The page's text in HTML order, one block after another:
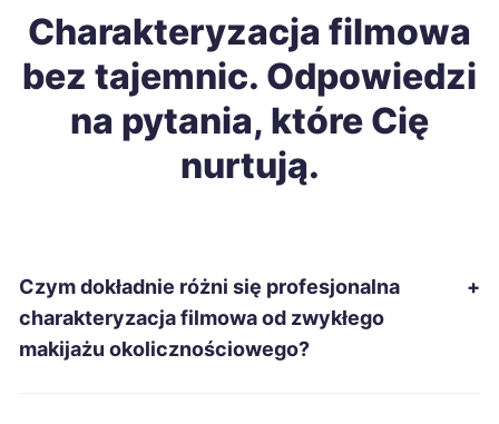
Sanok 1 843 zł
Łomża 1 843 zł
Racibórz 1 845 zł
Gdańsk
Charakteryzacja filmowa
bez tajemnic. Odpowiedzi
na pytania, które Cię
nurtują.
Czym dokładnie różni się profesjonalna
charakteryzacja filmowa od zwykłego
makijażu okolicznościowego?
+